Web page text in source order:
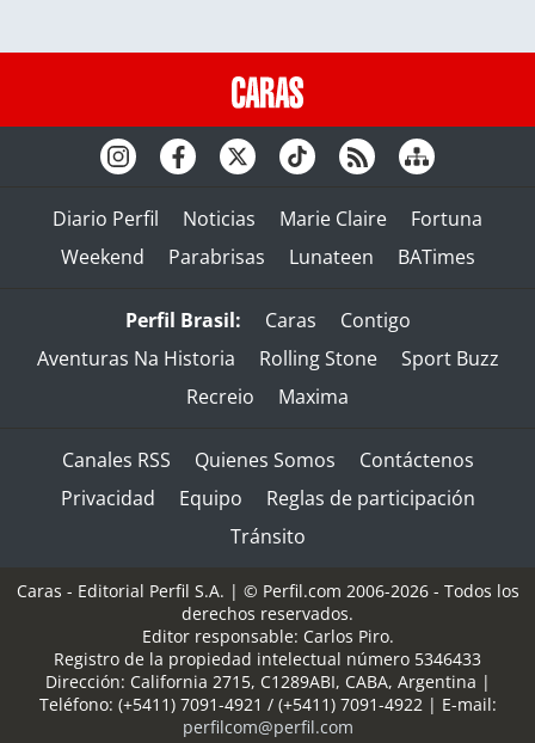
Diario Perfil Noticias Marie Claire
Fortuna
Weekend
Parabrisas Lunateen BATimes
Perfil Brasil: Caras
Contigo
Aventuras Na Historia
Rolling Stone
Sport Buzz
Recreio
Maxima
Canales RSS Quienes Somos
Contáctenos
Privacidad
Equipo
Reglas de participación
Tránsito
Caras - Editorial Perfil S.A. | © Perfil.com 2006-2026 - Todos los
derechos reservados.
Editor responsable: Carlos Piro.
Registro de la propiedad intelectual número 5346433
Dirección: California 2715, C1289ABI, CABA, Argentina |
Teléfono: (+5411) 7091-4921 / (+5411) 7091-4922| E-mail:
perfilcom@perfil.com